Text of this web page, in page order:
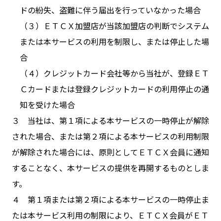
ドの紛失、盗難に伴う届出を行っていなかった場合
（３）ＥＴＣＸ加盟店が当該加盟店の判断でシステム
または本サービスの利用を制限し、または停止した場
合
（４）クレジットカード会社等から当社が、登録ＥＴ
Ｃカードまたは登録クレジットカードの利用停止の通
知を受けた場合
３ 当社は、第１項による本サービスの一時停止が解除
された場合、または第２項による本サービスの利用制限
が解除された場合には、原則としてＥＴＣＸ会員に通知
することなく、本サービスの提供を再開するものとしま
す。
４ 第１項または第２項による本サービスの一時停止ま
たは本サービス利用の制限により、ＥＴＣＸ会員がＥＴ